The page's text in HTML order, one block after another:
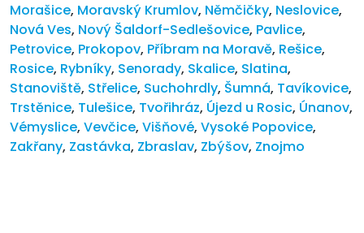
Morašice, Moravský Krumlov, Němčičky, Neslovice,
Nová Ves, Nový Šaldorf-Sedlešovice, Pavlice,
Petrovice, Prokopov, Příbram na Moravě, Rešice,
Rosice, Rybníky, Senorady, Skalice, Slatina,
Stanoviště, Střelice, Suchohrdly, Šumná, Tavíkovice,
Trstěnice, Tulešice, Tvořihráz, Újezd u Rosic, Únanov,
Vémyslice, Vevčice, Višňové, Vysoké Popovice,
Zakřany, Zastávka, Zbraslav, Zbýšov, Znojmo